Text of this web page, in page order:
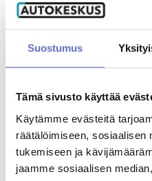
Suostumus
Tämä sivusto käyttää
Käytämme evästeitä
räätälöimiseen, sosiaalisen
tukemiseen ja
jaamme sosiaalisen
FIN
Varaa
FIN
ENG
Joonatan Kuivalainen.
Asiakasvastaava
020 506 5907